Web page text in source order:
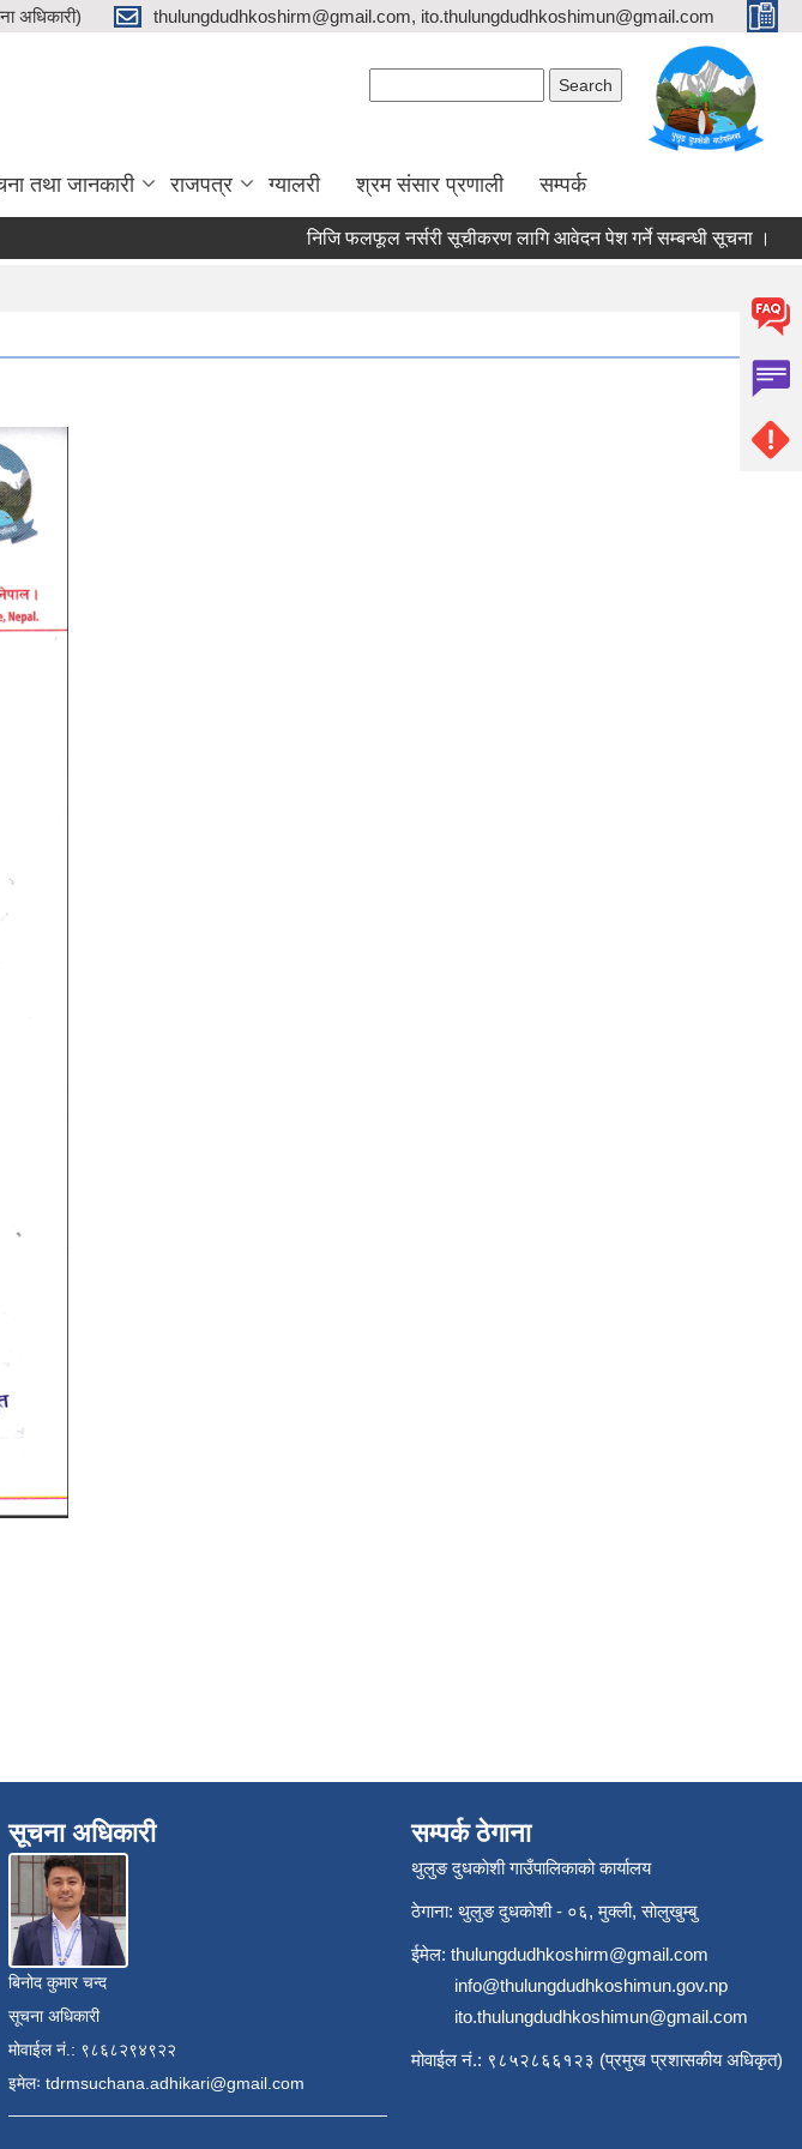
अधिकारी) thulungdudhkoshirm@gmail.com, ito.thulungdudhkoshimun@gmail.com
तथा जानकारी राजपत्र ग्यालरी श्रम संसार प्रणाली सम्पर्क
निजि फलफूल नर्सरी सूचीकरण लागि आवेदन पेश गर्ने सम्बन्धी सूचना ।
सूचना अधिकारी
बिनोद कुमार चन्द
सूचना अधिकारी
मोवाईल नं.: ९८६८२९४९२२
इमेलः tdrmsuchana.adhikari@gmail.com
सम्पर्क ठेगाना
थुलुङ दुधकाेशी गाउँपालिकाको कार्यालय
ठेगाना: थुलुङ दुधकाेशी - ०६, मुक्ली, साेलुखुम्बु
ईमेल: thulungdudhkoshirm@gmail.com
info@thulungdudhkoshimun.gov.np
ito.thulungdudhkoshimun@gmail.com
मोवाईल नं.: ९८५२८६६१२३ (प्रमुख प्रशासकीय अधिकृत)